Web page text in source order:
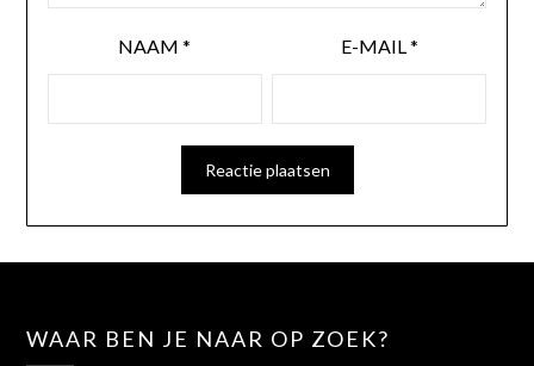
NAAM* E-MAIL *
WAAR BEN JE NAAR OP ZOEK?